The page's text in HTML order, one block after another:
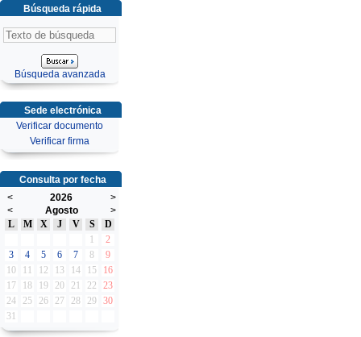
Búsqueda rápida
Búsqueda avanzada
Sede electrónica
Verificar documento
Verificar firma
Consulta por fecha
<
2026
>
<
Agosto
>
L
M X J V S
D
1
2
3
4 5 6 7 8
9
10
11 12 13 14 15
16
17
18 19 20 21 22
23
24
25 26 27 28 29 30
31